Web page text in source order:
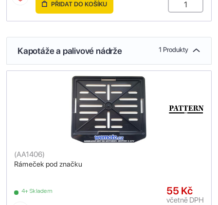
PŘIDAT DO KOŠÍKU
Kapotáže a palivové nádrže 1 Produkty
Rámeček pod značku
(AA1406)
4+ Skladem 55 Kč
včetně DPH